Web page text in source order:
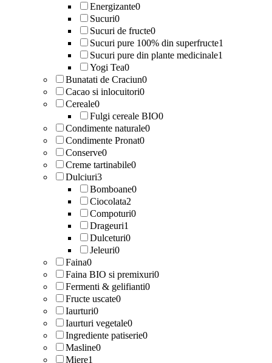
Energizante0
Sucuri0
Sucuri de fructe0
Sucuri pure 100% din superfructe1
Sucuri pure din plante medicinale1
Yogi Tea0
Bunatati de Craciun0
Cacao si inlocuitori0
Cereale0
Fulgi cereale BIO0
Condimente naturale0
Condimente Pronat0
Conserve0
Creme tartinabile0
Dulciuri3
Bomboane0
Ciocolata2
Compoturi0
Drageuri1
Dulceturi0
Jeleuri0
Faina0
Faina BIO si premixuri0
Fermenti & gelifianti0
Fructe uscate0
Iaurturi0
Iaurturi vegetale0
Ingrediente patiserie0
Masline0
Miere1